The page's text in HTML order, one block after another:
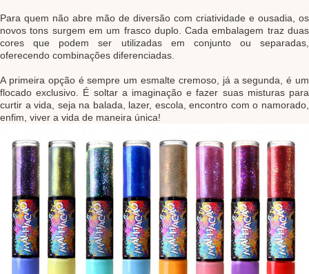
Para quem não abre mão de diversão com criatividade e ousadia, os
novos tons surgem em um frasco duplo. Cada embalagem traz duas
cores que podem ser utilizadas em conjunto ou separadas,
oferecendo combinações diferenciadas.
A primeira opção é sempre um esmalte cremoso, já a segunda, é um
flocado exclusivo. É soltar a imaginação e fazer suas misturas para
curtir a vida, seja na balada, lazer, escola, encontro com o namorado,
enfim, viver a vida de maneira única!